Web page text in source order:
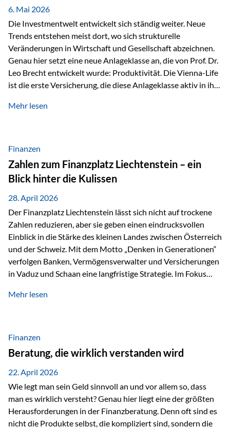
6. Mai 2026
Die Investmentwelt entwickelt sich ständig weiter. Neue
Trends entstehen meist dort, wo sich strukturelle
Veränderungen in Wirtschaft und Gesellschaft abzeichnen.
Genau hier setzt eine neue Anlageklasse an, die von Prof. Dr.
Leo Brecht entwickelt wurde: Produktivität. Die Vienna-Life
ist die erste Versicherung, die diese Anlageklasse aktiv in ihre
Vorreiter. Warum auf das Thema Produktivität setzen? Die
Wirtschaftswachstum, verändern die Spielregeln für
Investoren. Produktivität adressiert genau diese
Herausforderungen, da wirtschaftliches Wachstum
langfristig durch Produktivitätssteigerung entsteht, also
durch die Fähigkeit von Unternehmen, mehr…
Mehr lesen
Finanzen
Zahlen zum Finanzplatz Liechtenstein – ein
Blick hinter die Kulissen
28. April 2026
Der Finanzplatz Liechtenstein lässt sich nicht auf trockene
Zahlen reduzieren, aber sie geben einen eindrucksvollen
Einblick in die Stärke des kleinen Landes zwischen Österreich
und der Schweiz. Mit dem Motto „Denken in Generationen“
verfolgen Banken, Vermögensverwalter und Versicherungen
in Vaduz und Schaan eine langfristige Strategie. Im Fokus
Marktzugang Liechtenstein hat sich in den letzten Jahren zu
verfügbaren Kennzahlen (Stand Ende 2024, veröffentlicht
2025/2026)…
Mehr lesen
Finanzen
Beratung, die wirklich verstanden wird
22. April 2026
Wie legt man sein Geld sinnvoll an und vor allem so, dass
man es wirklich versteht? Genau hier liegt eine der größten
Herausforderungen in der Finanzberatung. Denn oft sind es
nicht die Produkte selbst, die kompliziert sind, sondern die